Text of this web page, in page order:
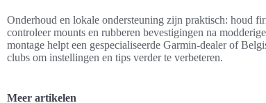
Onderhoud en lokale ondersteuning zijn praktisch: houd
controleer mounts en rubberen bevestigingen na
montage helpt een gespecialiseerde Garmin‑dealer of
clubs om instellingen en tips verder te verbeteren.
Meer artikelen